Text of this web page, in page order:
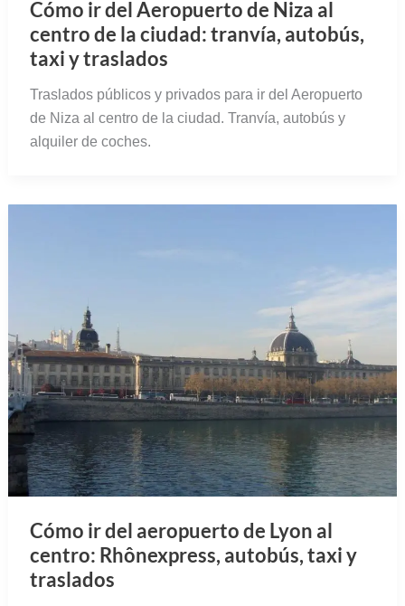
Cómo ir del Aeropuerto de Niza al
centro de la ciudad: tranvía, autobús,
taxi y traslados
Traslados públicos y privados para ir del Aeropuerto
de Niza al centro de la ciudad. Tranvía, autobús y
alquiler de coches.
Cómo ir del aeropuerto de Lyon al
centro: Rhônexpress, autobús, taxi y
traslados